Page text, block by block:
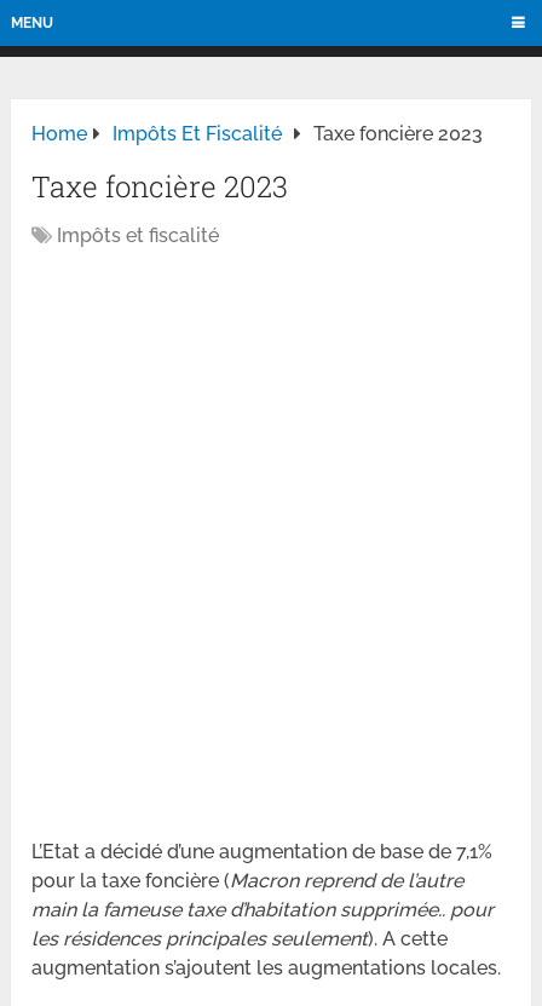
MENU
Home Impôts Et Fiscalité Taxe foncière 2023
Taxe foncière 2023
Impôts et fiscalité
L’Etat a décidé d’une augmentation de base de 7,1%
pour la taxe foncière (Macron reprend de l’autre
main la fameuse taxe d’habitation supprimée.. pour
les résidences principales seulement). A cette
augmentation s’ajoutent les augmentations locales.